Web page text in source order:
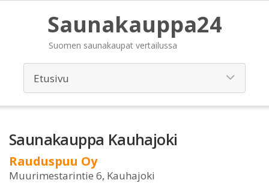
Saunakauppa24
Suomen saunakaupat vertailussa
Saunakauppa Kauhajoki
Rauduspuu Oy
Muurimestarintie 6, Kauhajoki